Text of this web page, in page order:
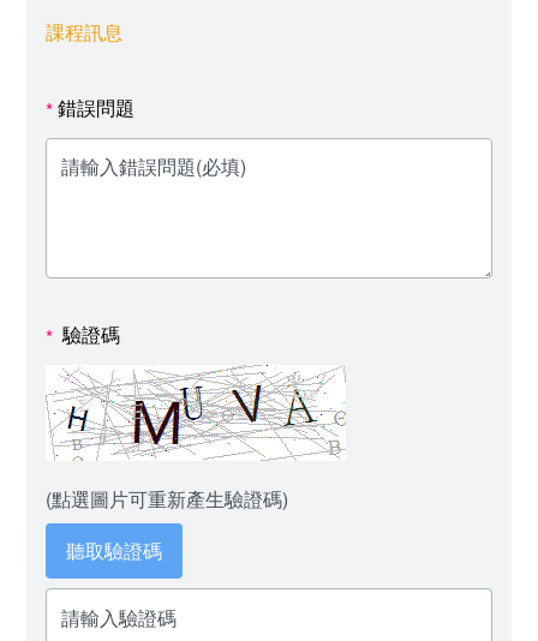
課程訊息
*錯誤問題
* 驗證碼
(點選圖片可重新產生驗證碼)
聽取驗證碼